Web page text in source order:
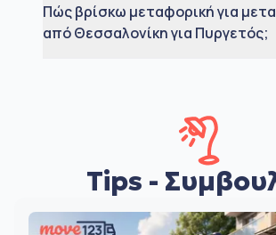
Πώς βρίσκω μεταφορική για
από Θεσσαλονίκη για Πυργετός;
Tips -